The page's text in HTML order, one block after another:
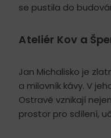
se pustila do
Ateliér Kov a
Jan Michalisko je
a milovník kávy. V
Ostravě vznikají
prostor pro sdílení,